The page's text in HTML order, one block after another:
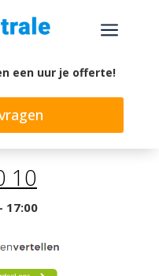
a
een uur je offerte!
10
17:00